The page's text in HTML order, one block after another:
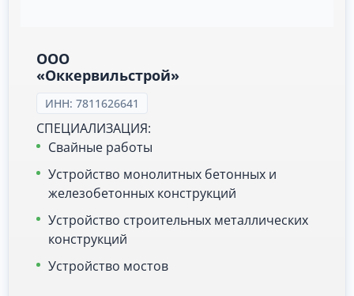
ООО
«Оккервильстрой»
ИНН: 7811626641
СПЕЦИАЛИЗАЦИЯ:
Свайные работы
Устройство монолитных бетонных и
железобетонных конструкций
Устройство строительных металлических
конструкций
Устройство мостов